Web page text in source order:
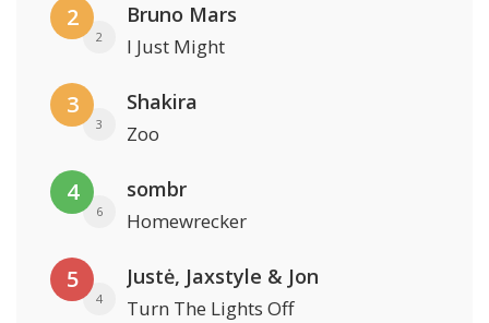
2
2
Bruno Mars
I Just Might
3
3
Shakira
Zoo
4
6
sombr
Homewrecker
5
4
Justė, Jaxstyle & Jon
Turn The Lights Off